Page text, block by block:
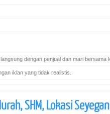
dengan penjual dan mari
iklan yang tidak realistis.
SHM, Lokasi